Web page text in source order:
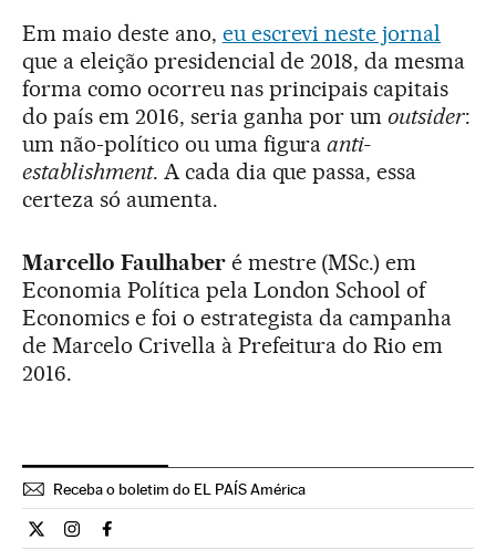
Em maio deste ano, eu escrevi neste jornal
que a eleição presidencial de 2018, da mesma
forma como ocorreu nas principais capitais
do país em 2016, seria ganha por um outsider:
um não-político ou uma figuraanti-
establishment. A cada dia que passa, essa
certeza só aumenta.
Marcello Faulhaberé mestre (MSc.) em
Economia Política pela London School of
Economics e foi o estrategista da campanha
de Marcelo Crivella à Prefeitura do Rio em
2016.
Receba o boletim do EL PAÍS América
Opiniao El País Brasil en Twitter
Opiniao El País Brasil en Instagram
Opiniao El País Brasil en Facebook